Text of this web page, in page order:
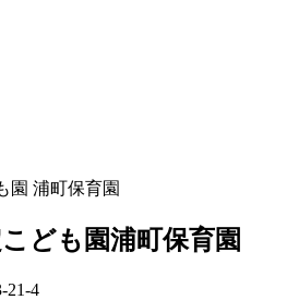
ども園浦町保育園
21-4